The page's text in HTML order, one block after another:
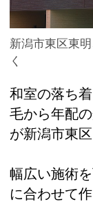
新潟市東区東
く
和室の落ち
毛から年配
が新潟市東
幅広い施術
に合わせて